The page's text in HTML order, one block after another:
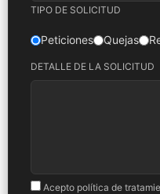
TIPO DE SOLICITUD
Peticiones Quejas
DETALLE DE LA SOLICITUD
Acepto política de